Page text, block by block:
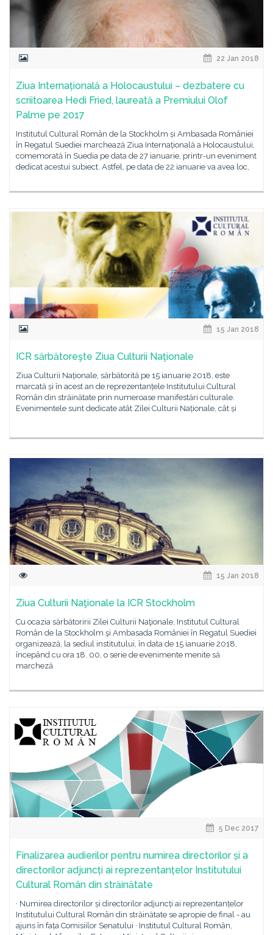
22 Jan 2018
Ziua Internațională a Holocaustului – dezbatere cu
scriitoarea Hedi Fried, laureată a Premiului Olof
Palme pe 2017
Institutul Cultural Român de la Stockholm și Ambasada României
în Regatul Suediei marchează Ziua Internațională a Holocaustului,
comemorată în Suedia pe data de 27 ianuarie, printr-un eveniment
dedicat acestui subiect. Astfel, pe data de 22 ianuarie va avea loc,
15 Jan 2018
ICR sărbătoreşte Ziua Culturii Naţionale
Ziua Culturii Naționale, sărbătorită pe 15 ianuarie 2018, este
marcată și în acest an de reprezentanțele Institutului Cultural
Român din străinătate prin numeroase manifestări culturale.
Evenimentele sunt dedicate atât Zilei Culturii Naționale, cât și
15 Jan 2018
Ziua Culturii Naţionale la ICR Stockholm
Cu ocazia sărbătoririi Zilei Culturii Naţionale, Institutul Cultural
Român de la Stockholm şi Ambasada României în Regatul Suediei
organizează, la sediul institutului, în data de 15 ianuarie 2018,
începând cu ora 18. 00, o serie de evenimente menite să
marcheză
5 Dec 2017
Finalizarea audierilor pentru numirea directorilor și a
directorilor adjuncți ai reprezentanțelor Institutului
Cultural Român din străinătate
· Numirea directorilor și directorilor adjuncți ai reprezentanțelor
Institutului Cultural Român din străinătate se apropie de final - au
ajuns în fața Comisiilor Senatului · Institutul Cultural Român,